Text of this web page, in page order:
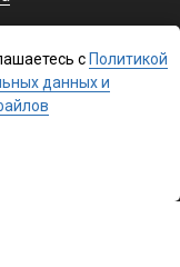
с Политикой
данных и